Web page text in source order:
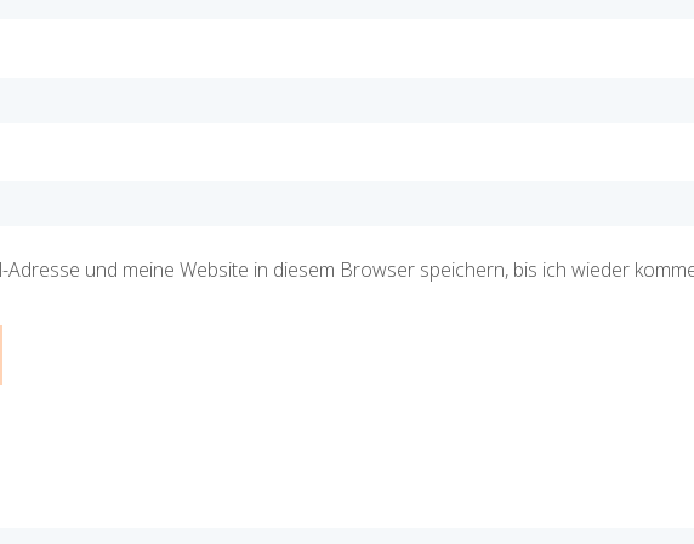
und meine Website in diesem Browser speichern, bis ich wieder